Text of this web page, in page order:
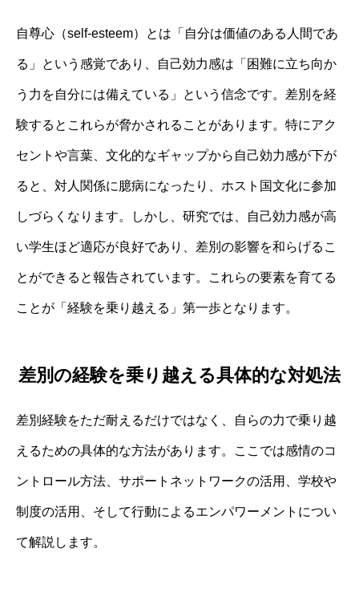
自尊心（self-esteem）とは「自分は価値のある人間であ
る」という感覚であり、自己効力感は「困難に立ち向か
う力を自分には備えている」という信念です。差別を経
験するとこれらが脅かされることがあります。特にアク
セントや言葉、文化的なギャップから自己効力感が下が
ると、対人関係に臆病になったり、ホスト国文化に参加
しづらくなります。しかし、研究では、自己効力感が高
い学生ほど適応が良好であり、差別の影響を和らげるこ
とができると報告されています。これらの要素を育てる
ことが「経験を乗り越える」第一歩となります。
差別の経験を乗り越える具体的な対処法
差別経験をただ耐えるだけではなく、自らの力で乗り越
えるための具体的な方法があります。ここでは感情のコ
ントロール方法、サポートネットワークの活用、学校や
制度の活用、そして行動によるエンパワーメントについ
て解説します。